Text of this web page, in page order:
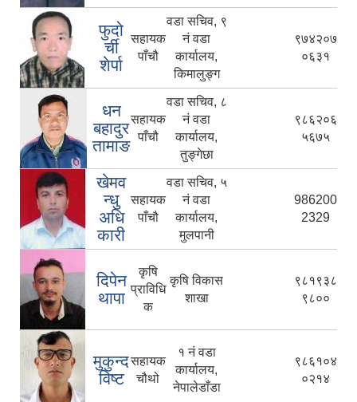
फुदो
र्ची
शेर्पा
सहायक
पाँचौ
वडा सचिव, ९
नं वडा
कार्यालय,
किमालुङ्ग
९७४२०७
०६३१
धन
बहादुर
तामाङ
सहायक
पाँचौ
वडा सचिव, ८
नं वडा
कार्यालय,
तुङ्गेछा
९८६२०६
५६७५
खेमव
न्धु
अधि
कारी
सहायक
पाँचौ
वडा सचिव, ५
नं वडा
कार्यालय,
मुलपानी
986200
2329
दिपेन
थापा
कृषि
प्राविधि
क
कृषि विकास
शाखा
९८१९३८
९८००
मुकुन्द
विष्ट
सहायक
चौथो
१ नं वडा
कार्यालय,
नेपालेडाँडा
९८६१०४
०२१४